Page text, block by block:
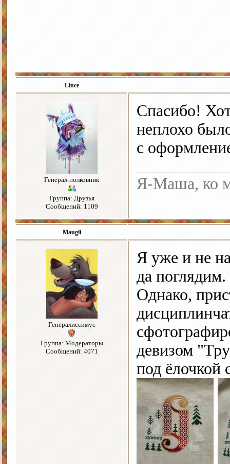
Lince
Генерал-полковник
Группа: Друзья
Сообщений: 1109
Спасибо!
неплохо
с
Я-Маша, ко
Maugli
Генералиссимус
Группа: Модераторы
Сообщений: 4071
Я уже и не
да
Однако,
девизом
под ёлочкой